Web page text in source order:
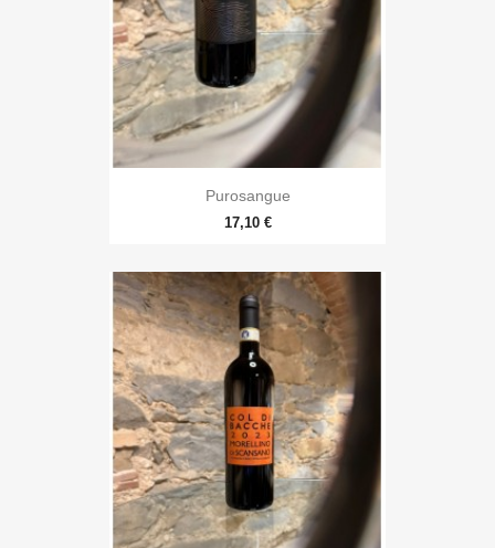
Purosangue
17,10 €